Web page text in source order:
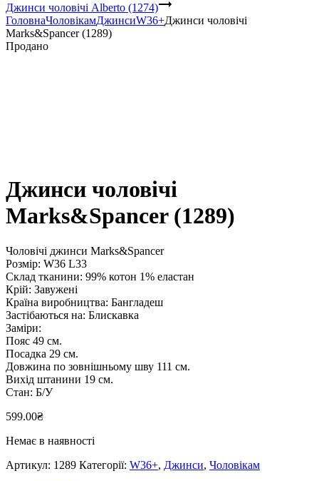
Джинси чоловічі Alberto (1274)
ГоловнаЧоловікамДжинсиW36+Джинси чоловічі
Marks&Spancer (1289)
Продано
Джинси чоловічі
Marks&Spancer (1289)
Чоловічі джинси Marks&Spancer
Розмір: W36 L33
Склад тканини: 99% котон 1% еластан
Крій: Завужені
Країна виробництва: Бангладеш
Застібаються на: Блискавка
Заміри:
Пояс 49 см.
Посадка 29 см.
Довжина по зовнішньому шву 111 см.
Вихід штанини 19 см.
Стан: Б/У
599.00₴
Немає в наявності
Артикул: 1289 Категорії: W36+, Джинси, Чоловікам